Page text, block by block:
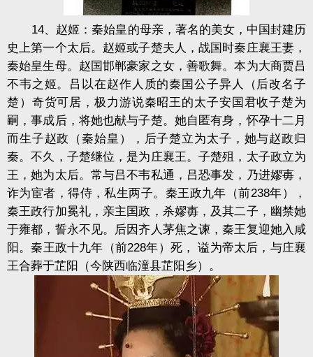
14、赵姬：秦始皇的母亲，著名的美女，中国封建历
史上第一个太后。赵姬或子楚夫人，战国时秦庄襄王妻，
秦始皇生母。赵国邯郸豪家之女，善歌舞。本为大商贾吕
不韦之姬。吕以在赵作人质的秦国公子异人（后改名子
楚）奇货可居，极力游说秦昭王的太子安国君收子楚为
嗣，事成后，将她也献与子楚。她自匿有身，怀孕十二月
而生子赵政（秦始皇），后子楚立为太子，她与赵政归
秦。不久，子楚继位，是为庄襄王。子楚殂，太子政立为
王，她为太后。常与吕不韦私通，吕恐事发，乃进嫪毐 ，
诈为宦者，得侍，私生两子。秦王政九年（前238年），
秦王政行加冕礼，亲主国政，杀嫪毐，及其二子，幽禁她
于雍都，誓永不见。后因齐人茅焦之谏，秦王复迎她入咸
阳。秦王政十九年（前228年）死， 谥为帝太后，与庄襄
王合葬于芷阳（今陕西临潼县芷阳乡）。